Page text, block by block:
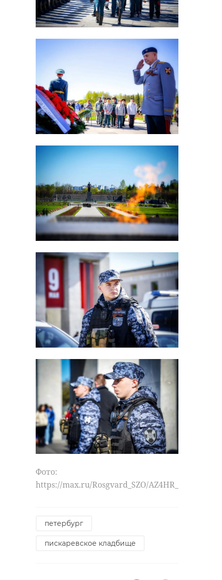
Фото:
https://max.ru/Rosgvard_SZO/AZ4HR_eaS4g
петербург
пискаревское кладбище